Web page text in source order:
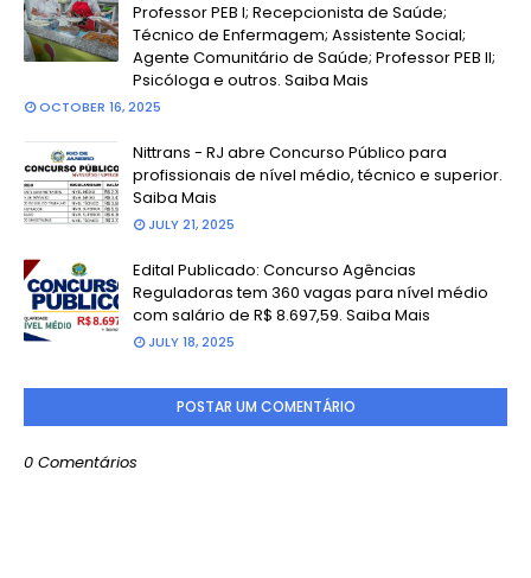
Professor PEB I; Recepcionista de Saúde;
Técnico de Enfermagem; Assistente Social;
Agente Comunitário de Saúde; Professor PEB II;
Psicóloga e outros. Saiba Mais
OCTOBER 16, 2025
Nittrans - RJ abre Concurso Público para
profissionais de nível médio, técnico e superior.
Saiba Mais
JULY 21, 2025
Edital Publicado: Concurso Agências
Reguladoras tem 360 vagas para nível médio
com salário de R$ 8.697,59. Saiba Mais
JULY 18, 2025
POSTAR UM COMENTÁRIO
0 Comentários